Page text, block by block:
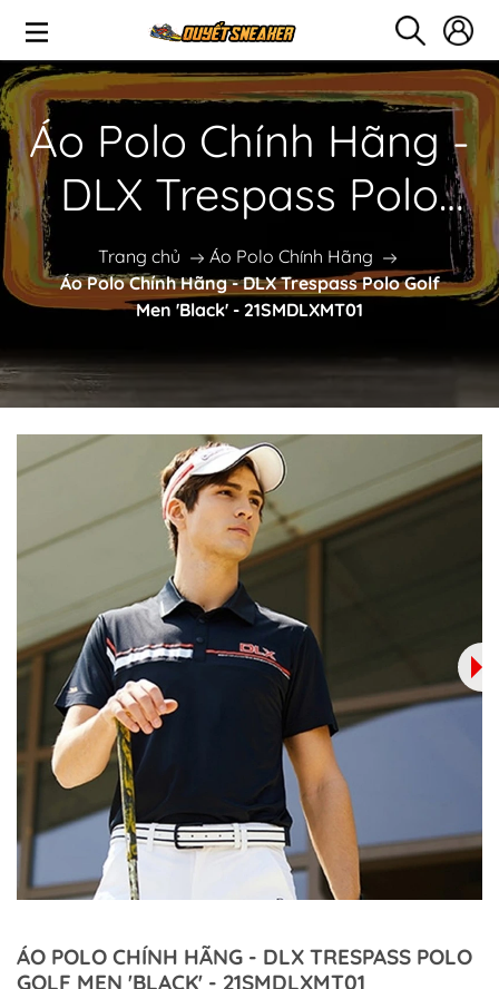
Áo Polo Chính Hãng -
DLX Trespass Polo
Golf Men 'Black' -
21SMDLXMT01
Trang chủ
Áo Polo Chính Hãng
Áo Polo Chính Hãng - DLX Trespass Polo Golf
Men 'Black' - 21SMDLXMT01
ÁO POLO CHÍNH HÃNG - DLX TRESPASS POLO
GOLF MEN 'BLACK' - 21SMDLXMT01